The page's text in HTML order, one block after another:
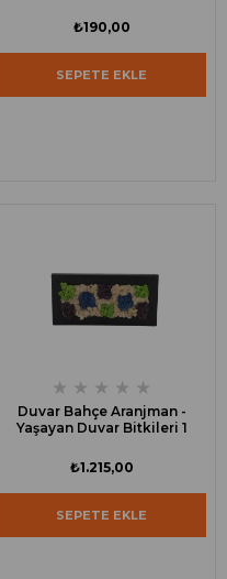
₺190,00
SEPETE EKLE
★ ★ ★ ★ ★
Duvar Bahçe Aranjman -
Yaşayan Duvar Bitkileri 1
₺1.215,00
SEPETE EKLE